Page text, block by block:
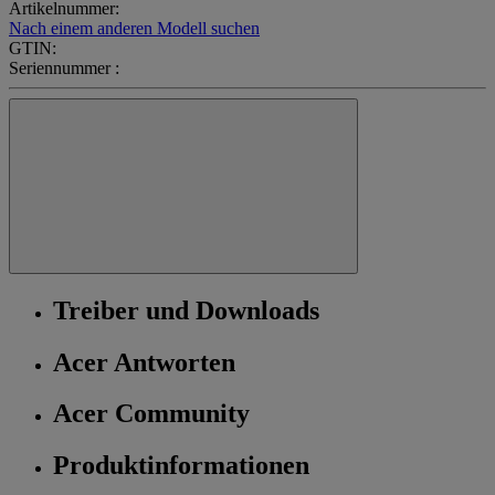
Artikelnummer:
Nach einem anderen Modell suchen
GTIN:
Seriennummer :
Treiber und Downloads
Acer Antworten
Acer Community
Produktinformationen